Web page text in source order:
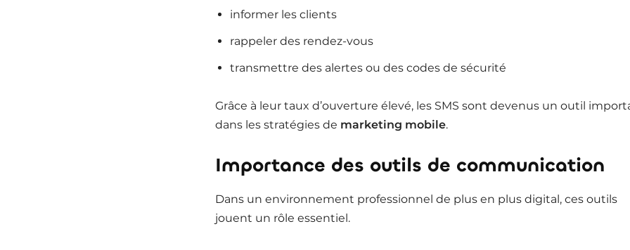
informer les clients
rappeler des rendez-vous
transmettre des alertes ou des codes de sécurité
Grâce à leur taux d’ouverture élevé, les SMS sont devenus un outil
dans les stratégies de marketing mobile.
Importance des outils de communication
Dans un environnement professionnel de plus en plus digital, ces outils
jouent un rôle essentiel.